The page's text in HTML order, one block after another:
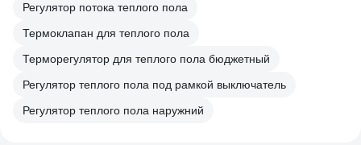
Регулятор потока теплого пола
Термоклапан для теплого пола
Терморегулятор для теплого пола бюджетный
Регулятор теплого пола под рамкой выключатель
Регулятор теплого пола наружний